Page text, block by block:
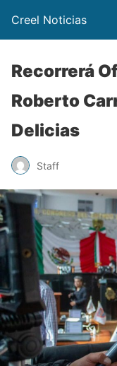
Creel Noticias
Recorrerá
Roberto
Delicias
Staff